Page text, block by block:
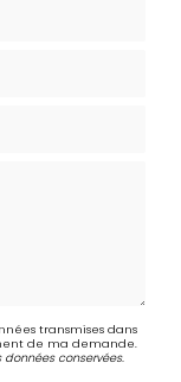
transmises dans
de ma demande.
conservées.